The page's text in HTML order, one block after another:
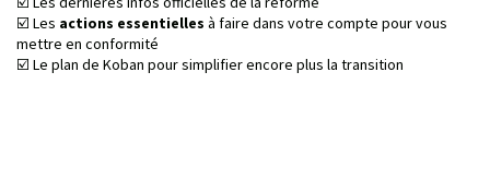
☑️ Les actions essentielles à faire dans votre compte pour vous
mettre en conformité
☑️ Le plan de Koban pour simplifier encore plus la transition